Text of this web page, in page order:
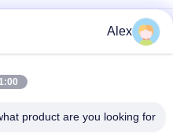
لاصق هيدروكولويدي لربط الجروح،
صمغ ذوبان ساخن للضمادات الطبية
لاصق تذويب ساخن قابل للمعالجة
Alex
AM
product are you looking for?